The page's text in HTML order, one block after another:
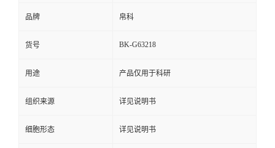
品牌 帛科
货号 BK-G63218
用途 产品仅用于科研
组织来源 详见说明书
细胞形态 详见说明书